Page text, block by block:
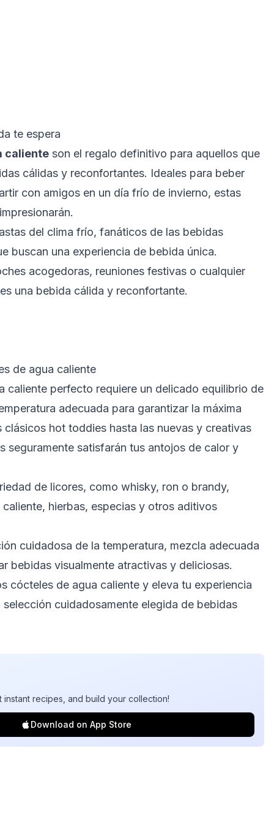
te espera
caliente son el regalo definitivo para aquellos que
cálidas y reconfortantes. Ideales para beber
con amigos en un día frío de invierno, estas
del clima frío, fanáticos de las bebidas
buscan una experiencia de bebida única.
acogedoras, reuniones festivas o cualquier
una bebida cálida y reconfortante.
de agua caliente
caliente perfecto requiere un delicado equilibrio de
adecuada para garantizar la máxima
hot toddies hasta las nuevas y creativas
seguramente satisfarán tus antojos de calor y
de licores, como whisky, ron o brandy,
hierbas, especias y otros aditivos
cuidadosa de la temperatura, mezcla adecuada
bebidas visualmente atractivas y deliciosas.
cócteles de agua caliente y eleva tu experiencia
cuidadosamente elegida de bebidas
instant recipes, and build your collection!
Download on App Store